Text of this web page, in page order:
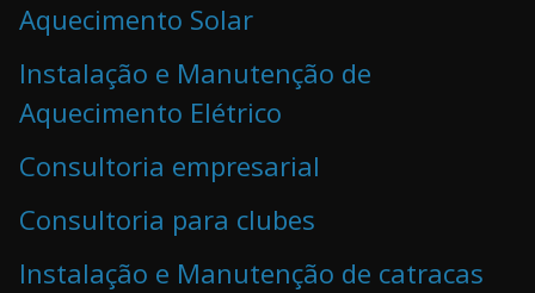
Aquecimento Solar
Instalação e Manutenção de
Aquecimento Elétrico
Consultoria empresarial
Consultoria para clubes
Instalação e Manutenção de catracas